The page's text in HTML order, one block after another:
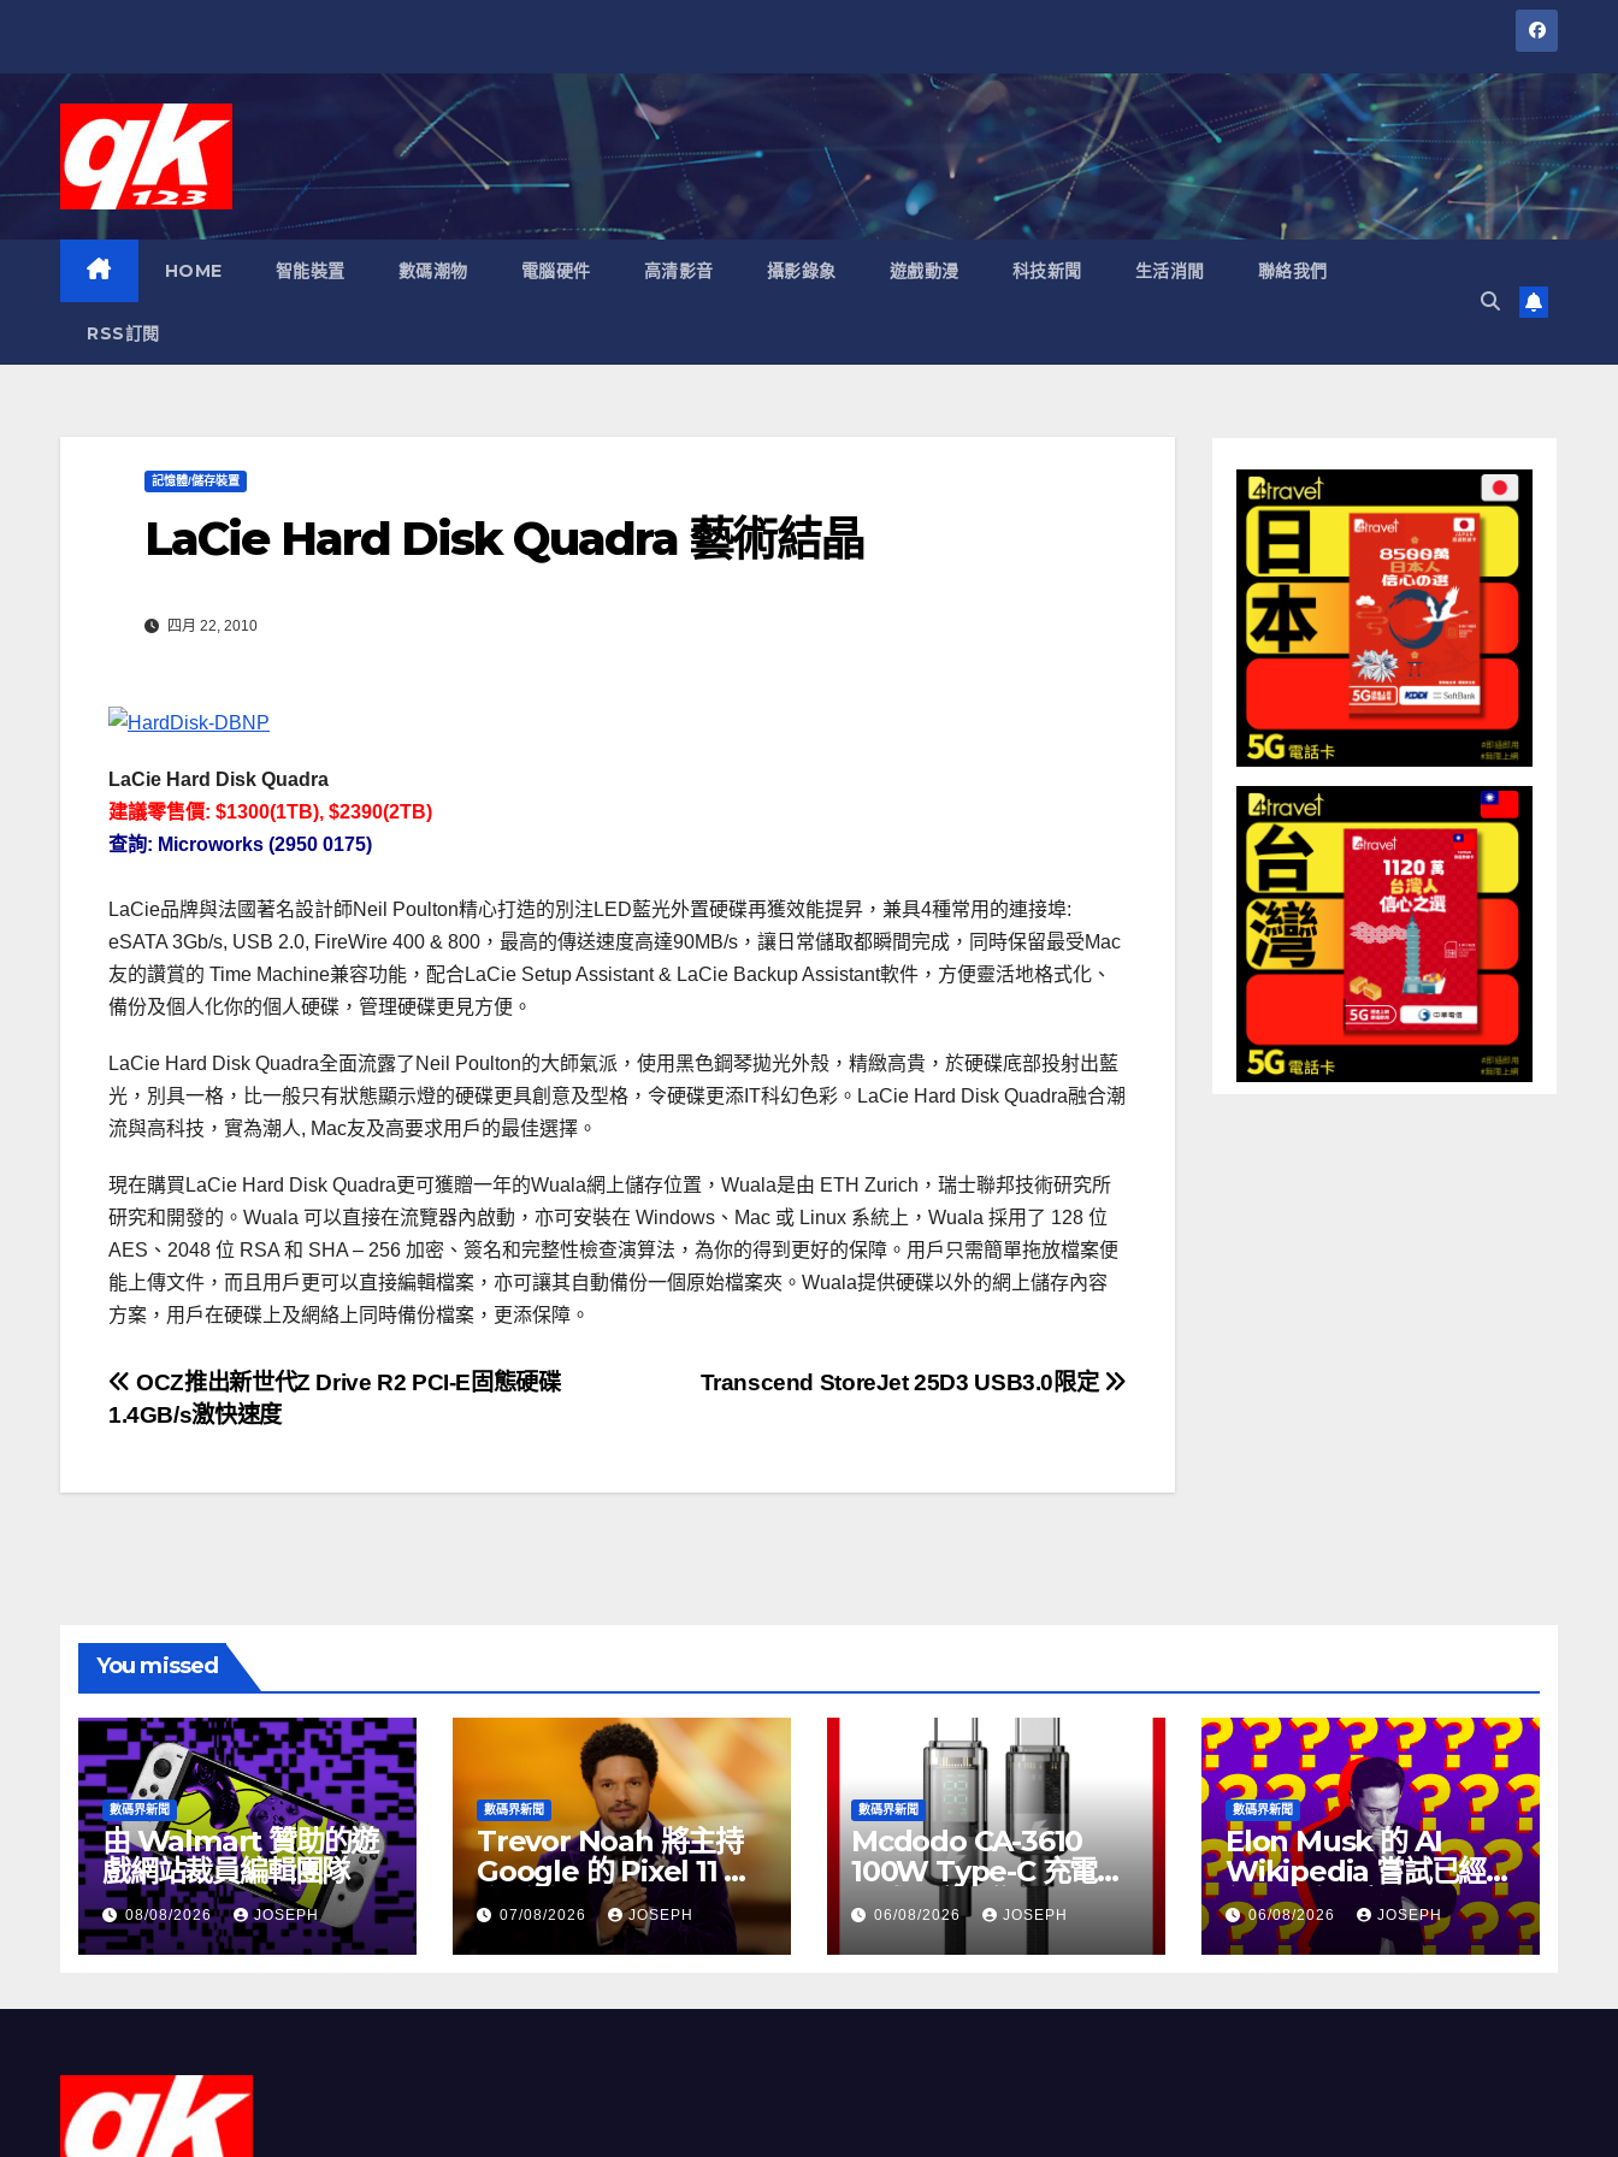
HOME 智能裝置 數碼潮物 電腦硬件 高清影音 攝影錄象 遊戲動漫 科技新聞 生活消閒 聯絡我們
RSS訂閱
記憶體/儲存裝置
LaCie Hard Disk Quadra 藝術結晶
四月 22, 2010
LaCie Hard Disk Quadra
建議零售價: $1300(1TB), $2390(2TB)
查詢: Microworks (2950 0175)
LaCie品牌與法國著名設計師Neil Poulton精心打造的別注LED藍光外置硬碟再獲效能提昇，兼具4種常用的連接埠:
eSATA 3Gb/s, USB 2.0, FireWire 400 & 800，最高的傳送速度高達90MB/s，讓日常儲取都瞬間完成，同時保留最受Mac
友的讚賞的 Time Machine兼容功能，配合LaCie Setup Assistant & LaCie Backup Assistant軟件，方便靈活地格式化、
備份及個人化你的個人硬碟，管理硬碟更見方便。
LaCie Hard Disk Quadra全面流露了Neil Poulton的大師氣派，使用黑色鋼琴拋光外殼，精緻高貴，於硬碟底部投射出藍
光，別具一格，比一般只有狀態顯示燈的硬碟更具創意及型格，令硬碟更添IT科幻色彩。LaCie Hard Disk Quadra融合潮
流與高科技，實為潮人, Mac友及高要求用戶的最佳選擇。
現在購買LaCie Hard Disk Quadra更可獲贈一年的Wuala網上儲存位置，Wuala是由 ETH Zurich，瑞士聯邦技術研究所
研究和開發的。Wuala 可以直接在流覽器內啟動，亦可安裝在 Windows、Mac 或 Linux 系統上，Wuala 採用了 128 位
AES、2048 位 RSA 和 SHA – 256 加密、簽名和完整性檢查演算法，為你的得到更好的保障。用戶只需簡單拖放檔案便
能上傳文件，而且用戶更可以直接編輯檔案，亦可讓其自動備份一個原始檔案夾。Wuala提供硬碟以外的網上儲存內容
方案，用戶在硬碟上及網絡上同時備份檔案，更添保障。
文
導
Transcend StoreJet 25D3 USB3.0限定
OCZ推出新世代Z Drive R2 PCI-E固態硬碟
1.4GB/s激快速度
You missed
數碼界新聞
由 Walmart 贊助的遊
戲網站裁員編輯團隊
08/08/2026 JOSEPH
數碼界新聞
Trevor Noah 將主持
Google 的 Pixel 11 推
介活動
07/08/2026 JOSEPH
數碼界新聞
Mcdodo CA-3610
100W Type-C 充電線
正式上市，售價
HK$115
06/08/2026 JOSEPH
數碼界新聞
Elon Musk 的 AI
Wikipedia 嘗試已經幾
個月沒有更新了
06/08/2026 JOSEPH